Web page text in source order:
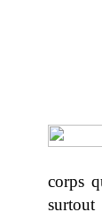
corps
surtout